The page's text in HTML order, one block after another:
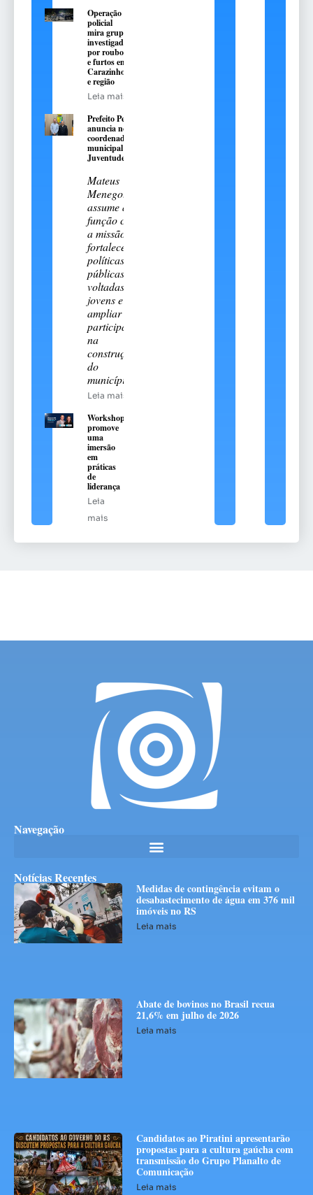
Operação
policial
mira grupo
investigado
por roubos
e furtos em
Carazinho
e região
Leia mais
Prefeito Pedro
anuncia novo
coordenador
municipal da
Juventude
Mateus
Menegotto
assume a
função com
a missão de
fortalecer
políticas
públicas
voltadas aos
jovens e
ampliar sua
participação
na
construção
do
município
Leia mais
Workshop
promove
uma
imersão
em
práticas
de
liderança
Leia
mais
Navegação
Notícias Recentes
Medidas de contingência evitam o
desabastecimento de água em 376 mil
imóveis no RS
Leia mais
Abate de bovinos no Brasil recua
21,6% em julho de 2026
Leia mais
Candidatos ao Piratini apresentarão
propostas para a cultura gaúcha com
transmissão do Grupo Planalto de
Comunicação
Leia mais